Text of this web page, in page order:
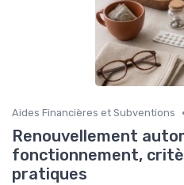
Aides Financières et Subventions •
Renouvellement
fonctionnement,
pratiques